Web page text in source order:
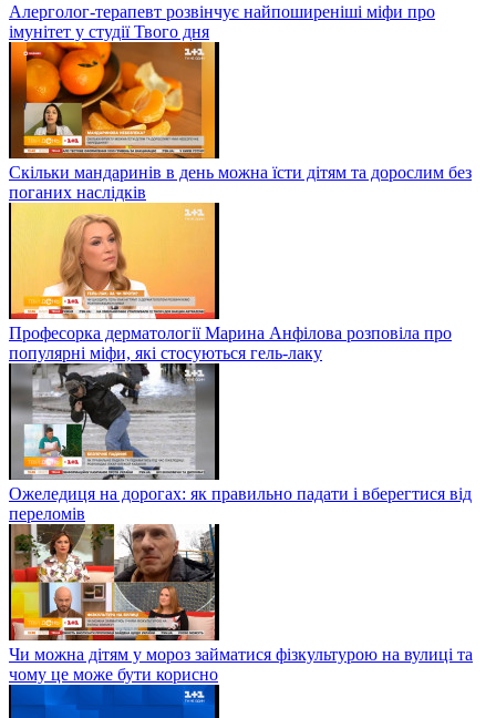
Алерголог-терапевт розвінчує найпоширеніші міфи про
імунітет у студії Твого дня
Скільки мандаринів в день можна їсти дітям та дорослим без
поганих наслідків
Професорка дерматології Марина Анфілова розповіла про
популярні міфи, які стосуються гель-лаку
Ожеледиця на дорогах: як правильно падати і вберегтися від
переломів
Чи можна дітям у мороз займатися фізкультурою на вулиці та
чому це може бути корисно